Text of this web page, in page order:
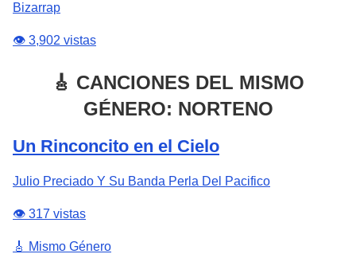
Bizarrap
👁️ 3,902 vistas
🎸 CANCIONES DEL MISMO
GÉNERO: NORTENO
Un Rinconcito en el Cielo
Julio Preciado Y Su Banda Perla Del Pacifico
👁️ 317 vistas
🎸 Mismo Género